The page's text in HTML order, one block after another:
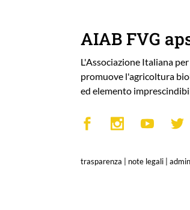
AIAB FVG
L'Associazione Italiana
promuove l'agricoltura
ed elemento
trasparenza note legali |admin